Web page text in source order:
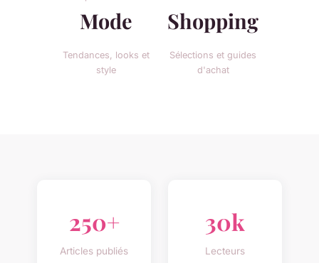
Mode
Tendances, looks et
style
Shopping
Sélections et guides
d'achat
250+
Articles publiés
30k
Lecteurs